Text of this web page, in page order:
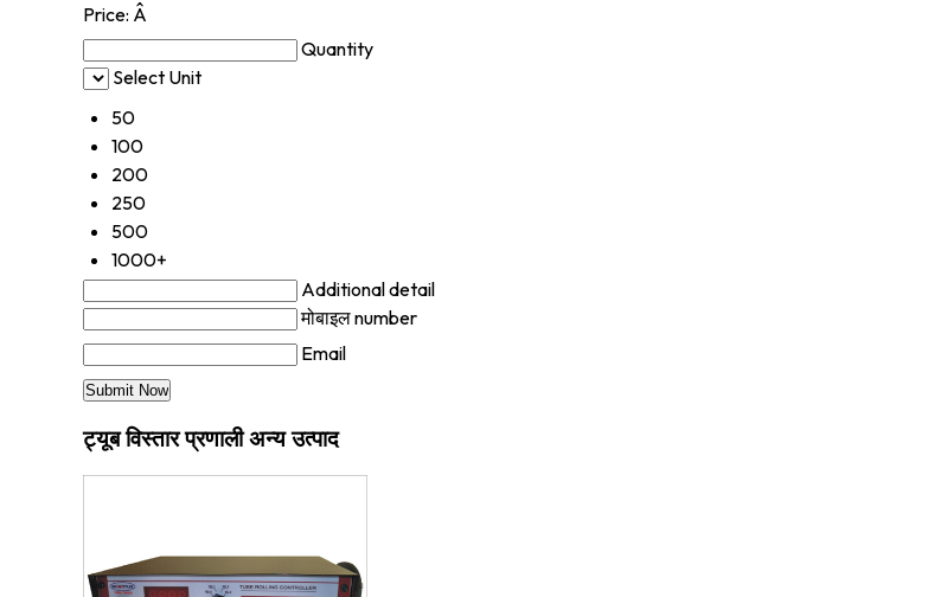
Price: Â
Quantity
Select Unit
50
100
200
250
500
1000+
Additional detail
मोबाइल number
Email
ट्यूब विस्तार प्रणाली अन्य उत्पाद